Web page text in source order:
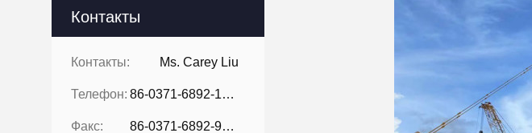
Контакты
Контакты: Ms. Carey Liu
Телефон: 86-0371-6892-1527
Факс: 86-0371-6892-9024